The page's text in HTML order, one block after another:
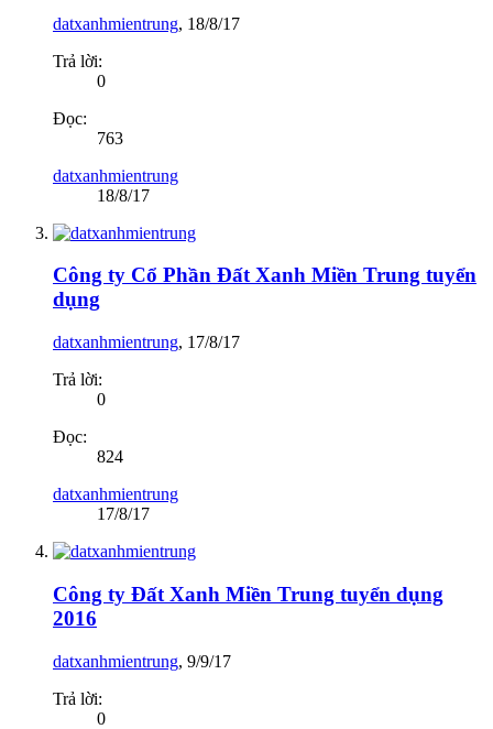
datxanhmientrung, 18/8/17
Trả lời:
0
Đọc:
763
datxanhmientrung
18/8/17
Công ty Cổ Phần Đất Xanh Miền Trung tuyển
dụng
datxanhmientrung, 17/8/17
Trả lời:
0
Đọc:
824
datxanhmientrung
17/8/17
Công ty Đất Xanh Miền Trung tuyển dụng
2016
datxanhmientrung, 9/9/17
Trả lời:
0